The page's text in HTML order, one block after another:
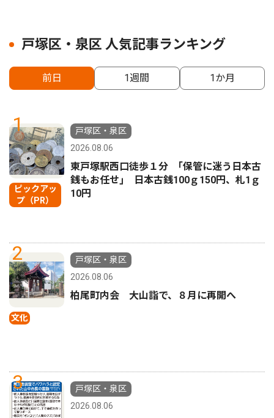
戸塚区・泉区 人気記事ランキング
前日 1週間 1か月
1
ピックアッ
プ（PR）
戸塚区・泉区
2026.08.06
東戸塚駅西口徒歩１分 ｢保管に迷う日本古
銭もお任せ｣ 日本古銭100ｇ150円、札1ｇ
10円
2
文化
戸塚区・泉区
2026.08.06
柏尾町内会 大山詣で、８月に再開へ
3
戸塚区・泉区
2026.08.06